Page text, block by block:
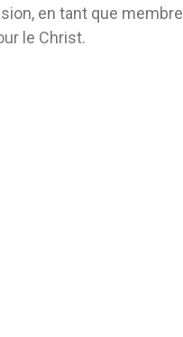
en tant que
le Christ.